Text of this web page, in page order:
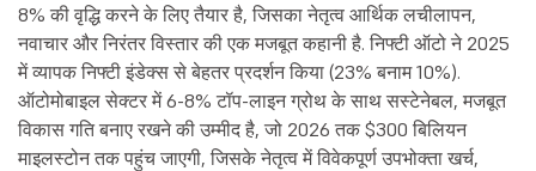
8% की वृद्धि करने के लिए तैयार है, जिसका नेतृत्व आर्थिक लचीलापन,
नवाचार और निरंतर विस्तार की एक मजबूत कहानी है. निफ्टी ऑटो ने 2025
में व्यापक निफ्टी इंडेक्स से बेहतर प्रदर्शन किया (23% बनाम 10%).
ऑटोमोबाइल सेक्टर में 6-8% टॉप-लाइन ग्रोथ के साथ सस्टेनेबल, मजबूत
विकास गति बनाए रखने की उम्मीद है, जो 2026 तक $300 बिलियन
माइलस्टोन तक पहुंच जाएगी, जिसके नेतृत्व में विवेकपूर्ण उपभोक्ता खर्च,